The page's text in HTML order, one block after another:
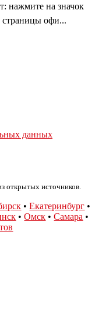
нажмите на значок
страницы офи...
данных
открытых источников.
•Екатеринбург •
•Омск •Самара •